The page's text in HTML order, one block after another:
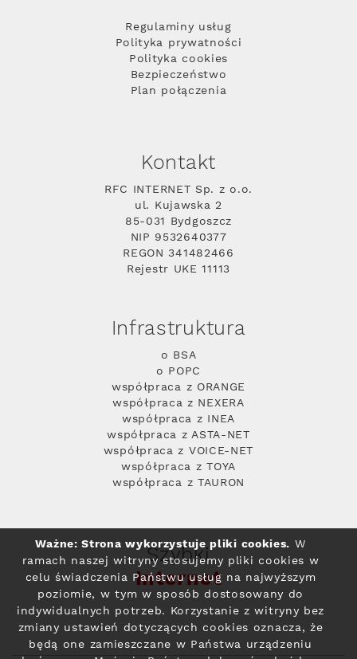
Regulaminy usług
Polityka prywatności
Polityka cookies
Bezpieczeństwo
Plan połączenia
Kontakt
RFC INTERNET Sp. z o.o.
ul. Kujawska 2
85-031 Bydgoszcz
NIP 9532640377
REGON 341482466
Rejestr UKE 11113
Infrastruktura
o BSA
o POPC
współpraca z ORANGE
współpraca z NEXERA
współpraca z INEA
współpraca z ASTA-NET
współpraca z VOICE-NET
współpraca z TOYA
współpraca z TAURON
Szybki
Internet
Ważne: Strona wykorzystuje pliki cookies. W
ramach naszej witryny stosujemy pliki cookies w
celu świadczenia Państwu usług na najwyższym
poziomie, w tym w sposób dostosowany do
indywidualnych potrzeb. Korzystanie z witryny bez
zmiany ustawień dotyczących cookies oznacza, że
będą one zamieszczane w Państwa urządzeniu